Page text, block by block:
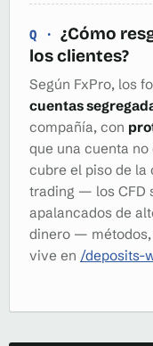
¿Cómo
los clientes?
Según FxPro, los
cuentas
compañía, con
que una cuenta
cubre el piso de la
trading — los CFD
apalancados de
dinero —
vive en /deposits-